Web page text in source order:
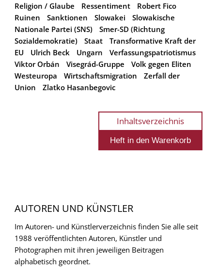
Religion / Glaube
Ressentiment
Robert Fico
Ruinen
Sanktionen Slowakei
Slowakische
Nationale Partei (SNS)
Smer-SD (Richtung
Sozialdemokratie)
Staat
Transformative Kraft der
EU
Ulrich Beck Ungarn
Verfassungspatriotismus
Viktor Orbán
Visegrád-Gruppe
Volk gegen Eliten
Westeuropa
Wirtschaftsmigration
Zerfall der
Union
Zlatko Hasanbegovic
Inhaltsverzeichnis
AUTOREN UND KÜNSTLER
Im Autoren- und Künstlerverzeichnis finden Sie alle seit
1988 veröffentlichten Autoren, Künstler und
Photographen mit ihren jeweiligen Beitragen
alphabetisch geordnet.